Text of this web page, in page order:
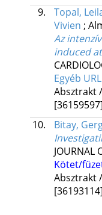
9.
Topal,
Vivien ;
Az
induced
Egyéb URL
Absztrakt
[36159597]
10.
Bitay,
JOURNAL
Kötet/
Absztrakt
[36193114]